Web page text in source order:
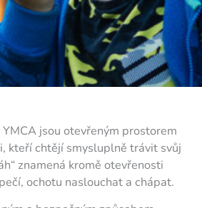
jsou otevřeným prostorem
kteří chtějí smysluplně trávit svůj
znamená kromě otevřenosti
ochotu naslouchat a chápat.